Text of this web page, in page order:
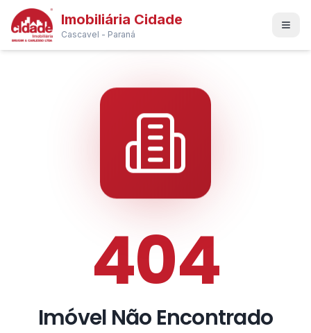
Imobiliária Cidade
Cascavel - Paraná
404
Imóvel Não Encontrado